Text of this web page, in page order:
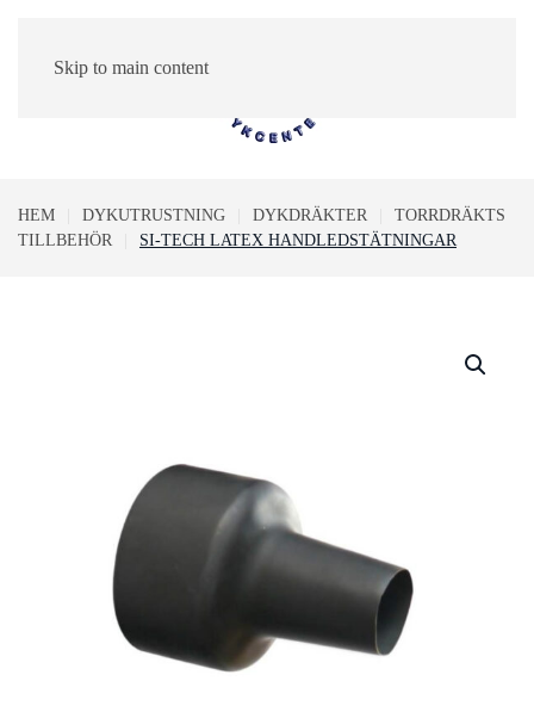
Skip to main content
HEM DYKUTRUSTNING DYKDRÄKTER
TORRDRÄKTS
TILLBEHÖR
SI-TECH LATEX HANDLEDSTÄTNINGAR